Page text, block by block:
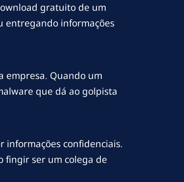
gratuito de um
entregando informações
empresa. Quando um
que dá ao golpista
informações confidenciais.
fingir ser um colega de